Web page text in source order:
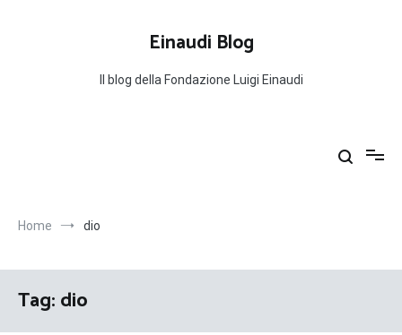
Einaudi Blog
Il blog della Fondazione Luigi Einaudi
Home dio
Tag:dio